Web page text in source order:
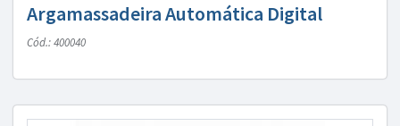
Argamassadeira Automática Digital
Cód.: 400040